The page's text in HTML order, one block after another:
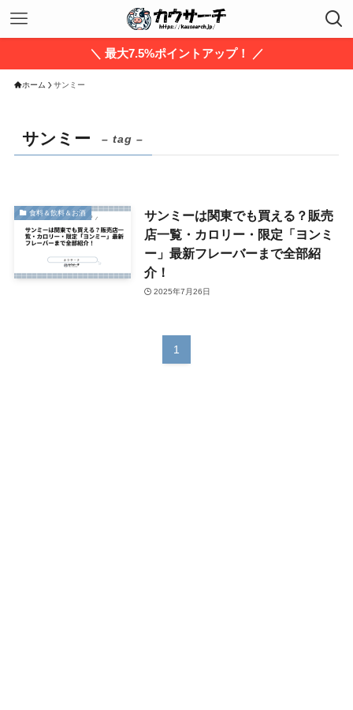
＼ 最大7.5%ポイントアップ！ ／
ホーム サンミー
サンミー – tag –
食料＆飲料＆お酒
サンミーは関東でも買える？販売
店一覧・カロリー・限定「ヨンミ
ー」最新フレーバーまで全部紹
介！
2025年7月26日
1